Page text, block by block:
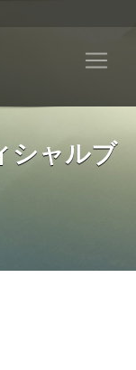
シャルブ